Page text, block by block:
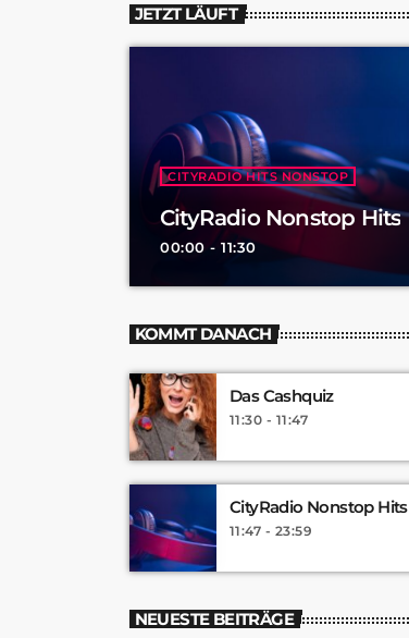
JETZT LÄUFT
CITYRADIO HITS NONSTOP
CityRadio Nonstop Hits
00:00 - 11:30
KOMMT DANACH
Das Cashquiz
11:30 - 11:47
CityRadio Nonstop Hits
11:47 - 23:59
NEUESTE BEITRÄGE